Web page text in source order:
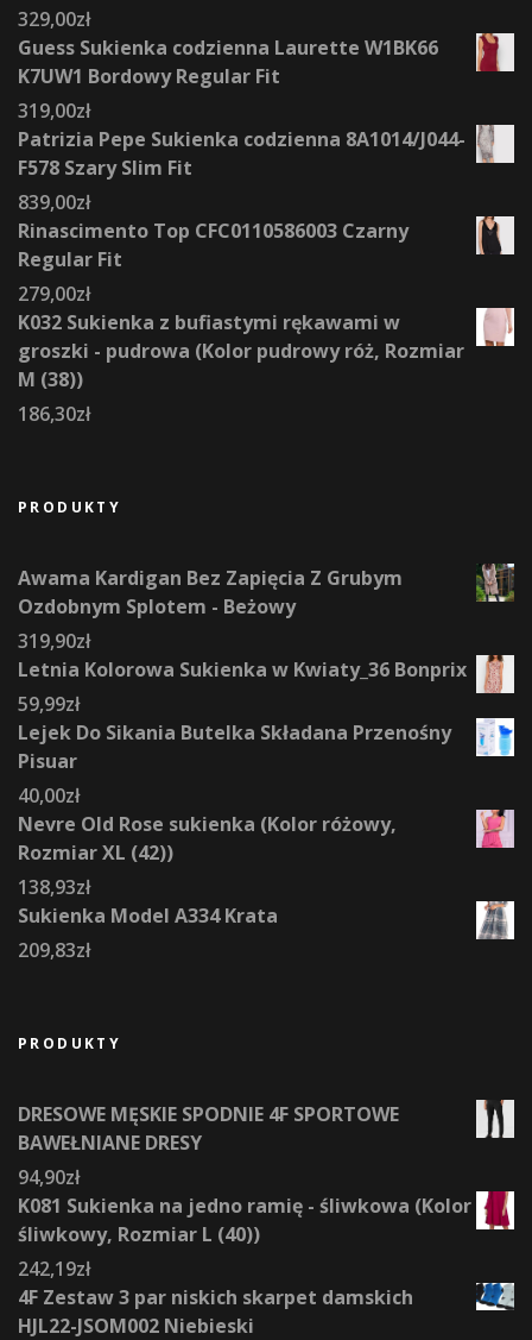
329,00zł
Guess Sukienka codzienna Laurette W1BK66
K7UW1 Bordowy Regular Fit
319,00zł
Patrizia Pepe Sukienka codzienna 8A1014/J044-
F578 Szary Slim Fit
839,00zł
Rinascimento Top CFC0110586003 Czarny
Regular Fit
279,00zł
K032 Sukienka z bufiastymi rękawami w
groszki - pudrowa (Kolor pudrowy róż, Rozmiar
M (38))
186,30zł
PRODUKTY
Awama Kardigan Bez Zapięcia Z Grubym
Ozdobnym Splotem - Beżowy
319,90zł
Letnia Kolorowa Sukienka w Kwiaty_36 Bonprix
59,99zł
Lejek Do Sikania Butelka Składana Przenośny
Pisuar
40,00zł
Nevre Old Rose sukienka (Kolor różowy,
Rozmiar XL (42))
138,93zł
Sukienka Model A334 Krata
209,83zł
PRODUKTY
DRESOWE MĘSKIE SPODNIE 4F SPORTOWE
BAWEŁNIANE DRESY
94,90zł
K081 Sukienka na jedno ramię - śliwkowa (Kolor
śliwkowy, Rozmiar L (40))
242,19zł
4F Zestaw 3 par niskich skarpet damskich
HJL22-JSOM002 Niebieski